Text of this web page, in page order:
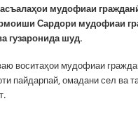
мудофиаи
Сардори мудофиаи
гузаронида шуд.
воситаҳои мудофиаи
пайдарпай, омадани сел ва
вилояти Хатлон